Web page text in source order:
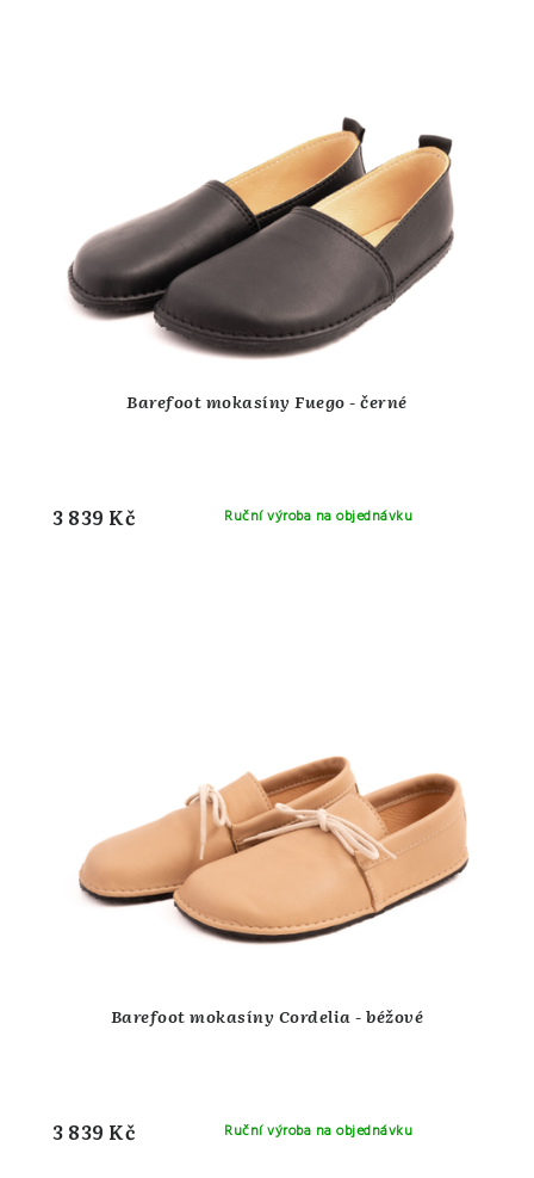
Barefoot mokasíny Fuego - černé
Ruční výroba na objednávku
3 839 Kč
Barefoot mokasíny Cordelia - béžové
Ruční výroba na objednávku
3 839 Kč